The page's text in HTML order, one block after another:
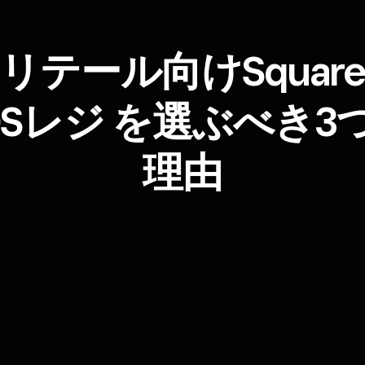
リテール向けSquare
レジ を​選ぶべき​3
理由